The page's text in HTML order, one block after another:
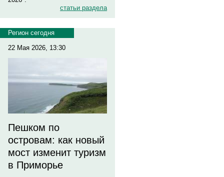
статьи раздела
Регион сегодня
22 Мая 2026, 13:30
Пешком по
островам: как новый
мост изменит туризм
в Приморье